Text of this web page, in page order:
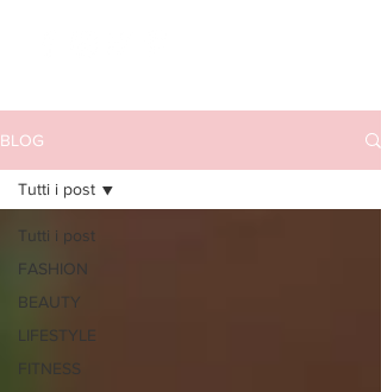
BLOG
Tutti i post
FASHION
BEAUTY
LIFESTYLE
FITNESS
Tutti i post